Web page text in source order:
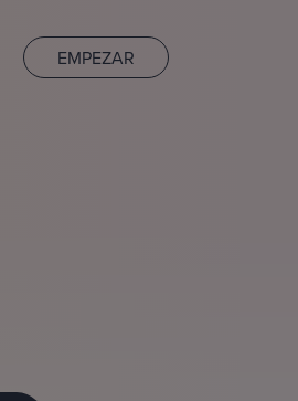
EMPEZAR